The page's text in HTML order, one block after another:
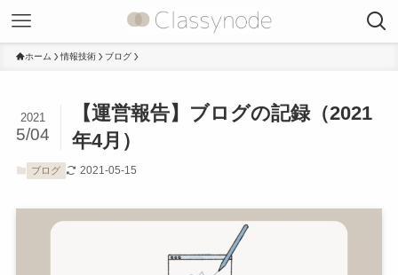
ホーム 情報技術 ブログ
【運営報告】ブログの記録（2021
年4月）
2021
5/04
ブログ 2021-05-15